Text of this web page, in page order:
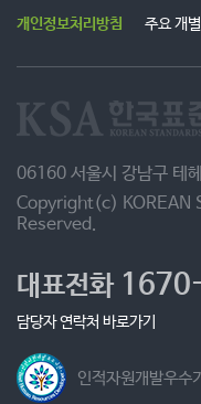
개인정보처리방침 주요 개
06160 서울시 강남구 테
Copyright(c) KOREAN
Reserved.
대표전화
담당자 연락처 바로가기
인적자원개발우수